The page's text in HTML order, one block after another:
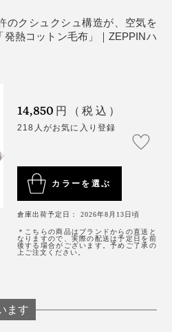
から、フワフワの風合いを永
のクシュクシュ構造が、空気を
熱コットン毛布」｜ZEPPINハ
14,850 円（税込）
218人がお気に入り登録
カラーを選ぶ
倉庫出荷予定日： 2026年8月13日頃
＊こちらの商品はブランドからの直送と
なりますので、実際の配送は予定日を前
後する場合がございます。予めご了承の
上ご注文ください。
ます